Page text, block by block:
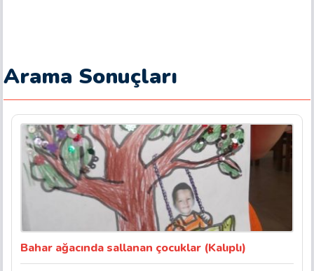
Arama Sonuçları
Bahar ağacında sallanan çocuklar (Kalıplı)